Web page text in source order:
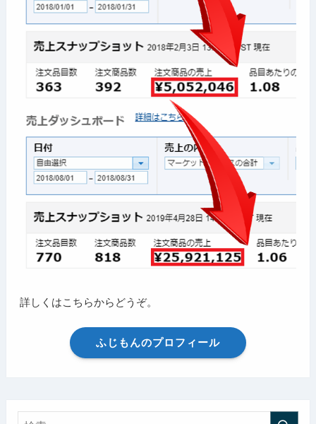
詳しくはこちらからどうぞ。
ふじもんのプロフィール